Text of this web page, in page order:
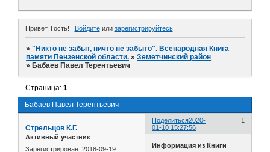
Привет, Гость! Войдитеили зарегистрируйтесь.
»"Никто не забыт, ничто не забыто". Всенародная Книга
памяти Пензенской области. »Земетчинский район
» Бабаев Павел Терентьевич
Бабаев Павел Терентьевич
Страница:1
Поделиться 1
2020-
01-10 15:27:56
Стрельцов К.Г.
Активный участник
Зарегистрирован: 2018-09-19
Информация из Книги